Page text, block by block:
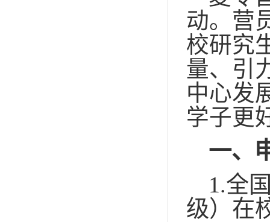
动。营
校研究
量、引
中心发
学子更
一、
1.全
级）在